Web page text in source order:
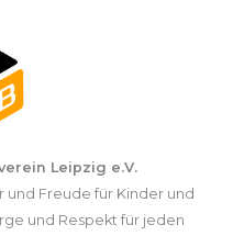
Leipzig e.V.
und Freude für Kinder und
und Respekt für jeden